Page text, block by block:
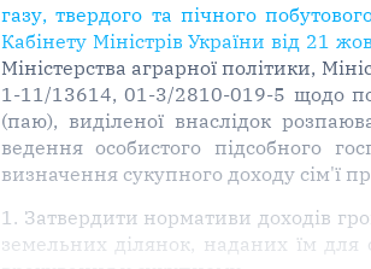
газу, твердого та пічного
Кабінету Міністрів України від 21
Міністерства аграрної політики,
1-11/13614, 01-3/2810-019-5 щодо
(паю), виділеної внаслідок
ведення особистого підсобного
визначення сукупного доходу сім'ї
1. Затвердити нормативи доходів
земельних ділянок, наданих їм для